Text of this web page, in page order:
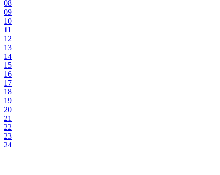
08
09
10
11
12
13
14
15
16
17
18
19
20
21
22
23
24